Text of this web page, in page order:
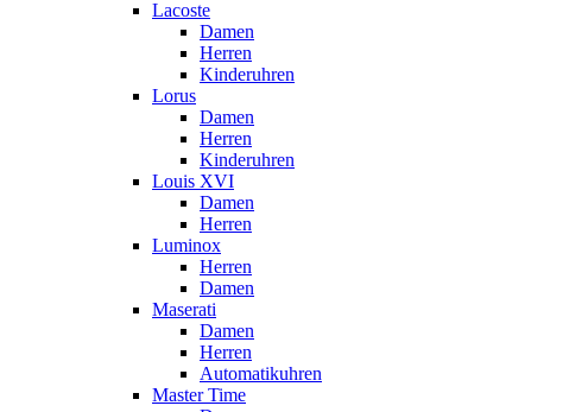
Lacoste
Damen
Herren
Kinderuhren
Lorus
Damen
Herren
Kinderuhren
Louis XVI
Damen
Herren
Luminox
Herren
Damen
Maserati
Damen
Herren
Automatikuhren
Master Time